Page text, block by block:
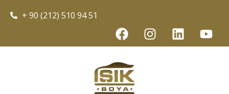
+ 90 (212) 510 94 51